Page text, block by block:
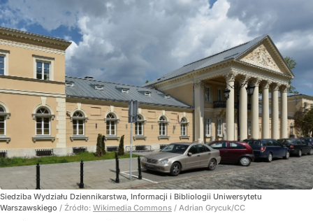
Siedziba Wydziału Dziennikarstwa, Informacji i Bibliologii Uniwersytetu
Warszawskiego / Źródło: Wikimedia Commons / Adrian Grycuk/CC